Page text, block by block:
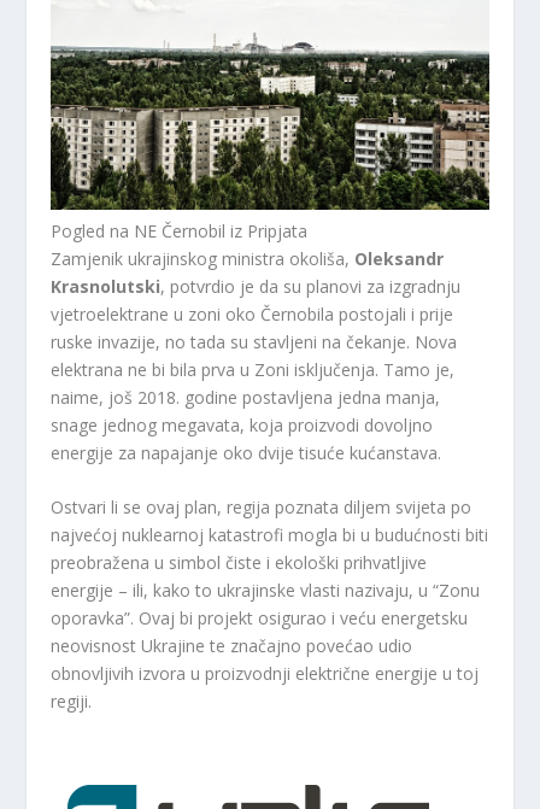
Pogled na NE Černobil iz Pripjata
Zamjenik ukrajinskog ministra okoliša, Oleksandr
Krasnolutski, potvrdio je da su planovi za izgradnju
vjetroelektrane u zoni oko Černobila postojali i prije
ruske invazije, no tada su stavljeni na čekanje. Nova
elektrana ne bi bila prva u Zoni isključenja. Tamo je,
naime, još 2018. godine postavljena jedna manja,
snage jednog megavata, koja proizvodi dovoljno
energije za napajanje oko dvije tisuće kućanstava.
Ostvari li se ovaj plan, regija poznata diljem svijeta po
najvećoj nuklearnoj katastrofi mogla bi u budućnosti biti
preobražena u simbol čiste i ekološki prihvatljive
energije – ili, kako to ukrajinske vlasti nazivaju, u “Zonu
oporavka”. Ovaj bi projekt osigurao i veću energetsku
neovisnost Ukrajine te značajno povećao udio
obnovljivih izvora u proizvodnji električne energije u toj
regiji.